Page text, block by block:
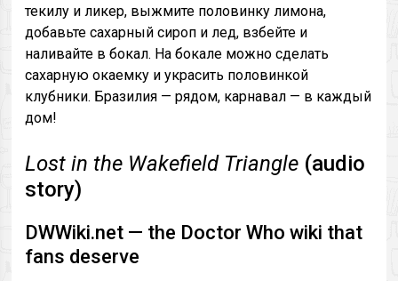
текилу и ликер, выжмите половинку лимона,
добавьте сахарный сироп и лед, взбейте и
наливайте в бокал. На бокале можно сделать
сахарную окаемку и украсить половинкой
клубники. Бразилия — рядом, карнавал — в каждый
дом!
Lost in the Wakefield Triangle (audio
story)
DWWiki.net — the Doctor Who wiki that
fans deserve